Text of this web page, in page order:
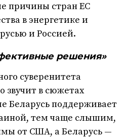
причины стран ЕС
в энергетике и
и Россией.
решения»
суверенитета
звучит в сюжетах
Беларусь поддерживает
тем чаще слышим,
от США, а Беларусь —